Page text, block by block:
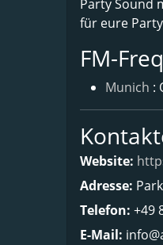
Party Sound
für eure
FM-
Munich :
Website:
Adresse:
Telefon: +49
E-Mail: